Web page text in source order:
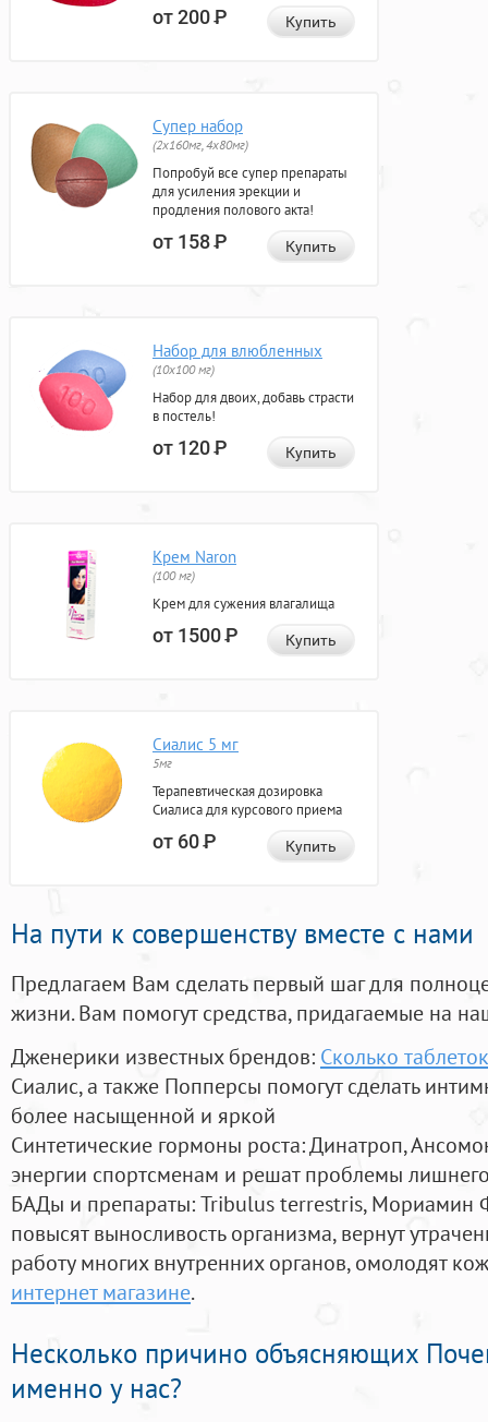
от 200Р Купить
Супер набор
(2х160мг, 4х80мг)
Попробуй все супер препараты
для усиления эрекции и
продления полового акта!
от 158Р Купить
Набор для влюбленных
(10х100 мг)
Набор для двоих, добавь страсти
в постель!
от 120Р Купить
Крем Naron
(100 мг)
Крем для сужения влагалища
от 1500Р Купить
Сиалис 5 мг
5мг
Терапевтическая дозировка
Сиалиса для курсового приема
от 60Р Купить
На пути к совершенству вместе с нами
Предлагаем Вам сделать первый шаг для
жизни. Вам помогут средства, придагаемые на
Дженерики известных брендов: Сколько
Сиалис, а также Попперсы помогут сделать
более насыщенной и яркой
Синтетические гормоны роста: Динатроп,
энергии спортсменам и решат проблемы
БАДы и препараты:Tribulus terrestris, Мориамин
повысят выносливость организма, вернут
работу многих внутренних органов, омолодят
интернет магазине.
Несколько причино объясняющих
именно у нас?